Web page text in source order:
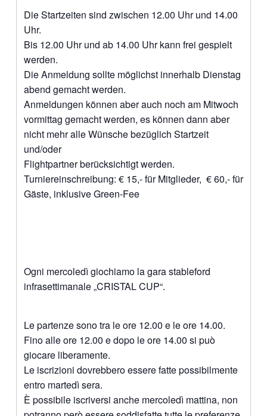
Die Startzeiten sind zwischen 12.00 Uhr und 14.00
Uhr.
Bis 12.00 Uhr und ab 14.00 Uhr kann frei gespielt
werden.
Die Anmeldung sollte möglichst innerhalb Dienstag
abend gemacht werden.
Anmeldungen können aber auch noch am Mitwoch
vormittag gemacht werden, es können dann aber
nicht mehr alle Wünsche bezüglich Startzeit
und/oder
Flightpartner berücksichtigt werden.
Turniereinschreibung: € 15,- für Mitglieder, € 60,- für
Gäste, inklusive Green-Fee
Ogni mercoledì giochiamo la gara stableford
infrasettimanale „CRISTAL CUP“.
Le partenze sono tra le ore 12.00 e le ore 14.00.
Fino alle ore 12.00 e dopo le ore 14.00 si può
giocare liberamente.
Le iscrizioni dovrebbero essere fatte possibilmente
entro martedì sera.
È possibile iscriversi anche mercoledì mattina, non